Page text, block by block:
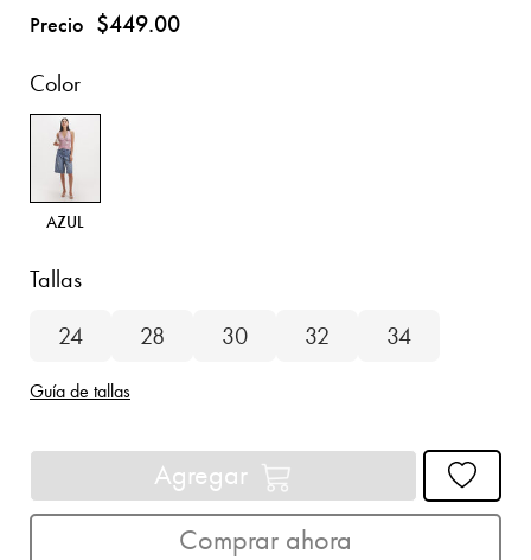
Precio $449.00
Color
AZUL
Tallas
24
28 30 32 34
Guía de tallas
Agregar
Comprar ahora